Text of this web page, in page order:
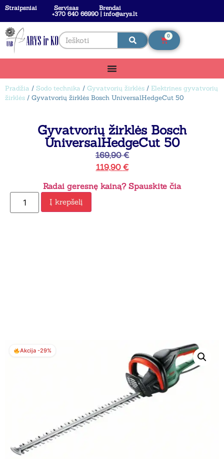
Straipsniai Servisas
Brendai
+370 640 66990 | info@arys.lt
0
Pradžia / Sodo technika / Gyvatvorių žirklės / Elektrines gyvatvorių
žirklės / Gyvatvorių žirklės Bosch UniversalHedgeCut 50
Gyvatvorių žirklės Bosch
UniversalHedgeCut 50
169,90€
119,90 €
Radai geresnę kainą? Spauskite čia
Į krepšelį
Akcija -29%